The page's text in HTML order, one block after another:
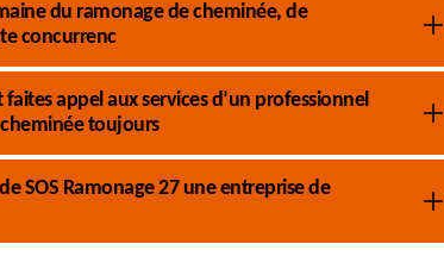
du ramonage de cheminée, de
concurrenc
appel aux services d’un professionnel
toujours
SOS Ramonage 27 une entreprise de